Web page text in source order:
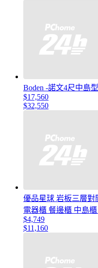
Boden -諾文4尺中島
$17,560
$32,550
優品星球 岩板三層對
電器櫃 餐邊櫃 中島
$4,749
$11,160